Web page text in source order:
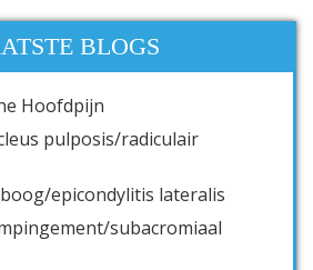
BLOGS
Hoofdpijn
pulposis/radiculair
epicondylitis lateralis
subacromiaal